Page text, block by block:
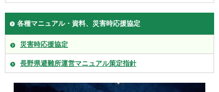
各種マニュアル・資料、災害時応援協定
災害時応援協定
長野県避難所運営マニュアル策定指針